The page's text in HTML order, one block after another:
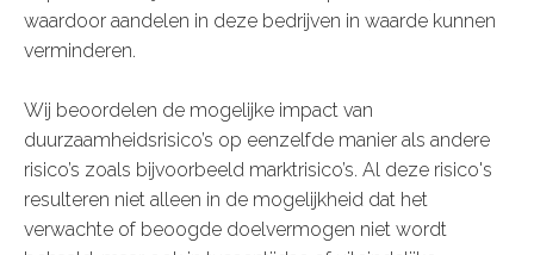
waardoor aandelen in deze bedrijven in waarde kunnen
verminderen.
Wij beoordelen de mogelijke impact van
duurzaamheidsrisico’s op eenzelfde manier als andere
risico’s zoals bijvoorbeeld marktrisico’s. Al deze risico's
resulteren niet alleen in de mogelijkheid dat het
verwachte of beoogde doelvermogen niet wordt